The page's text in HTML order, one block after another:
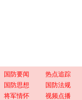
国防要闻 热点追踪
国防思想 国防法规
将军情怀 视频点播